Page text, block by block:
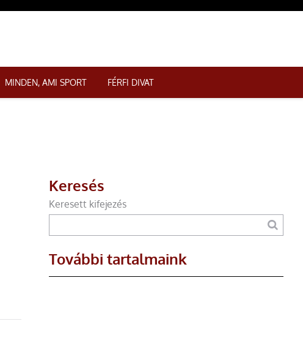
MINDEN, AMI SPORT FÉRFI DIVAT
Keresés
Keresett kifejezés
További tartalmaink